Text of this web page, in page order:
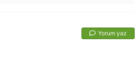
Yorum yaz